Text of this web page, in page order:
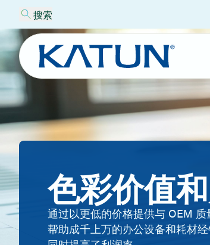
搜索
色彩价值
通过以更低的价格提供与 OEM
帮助成千上万的办公设备和耗材